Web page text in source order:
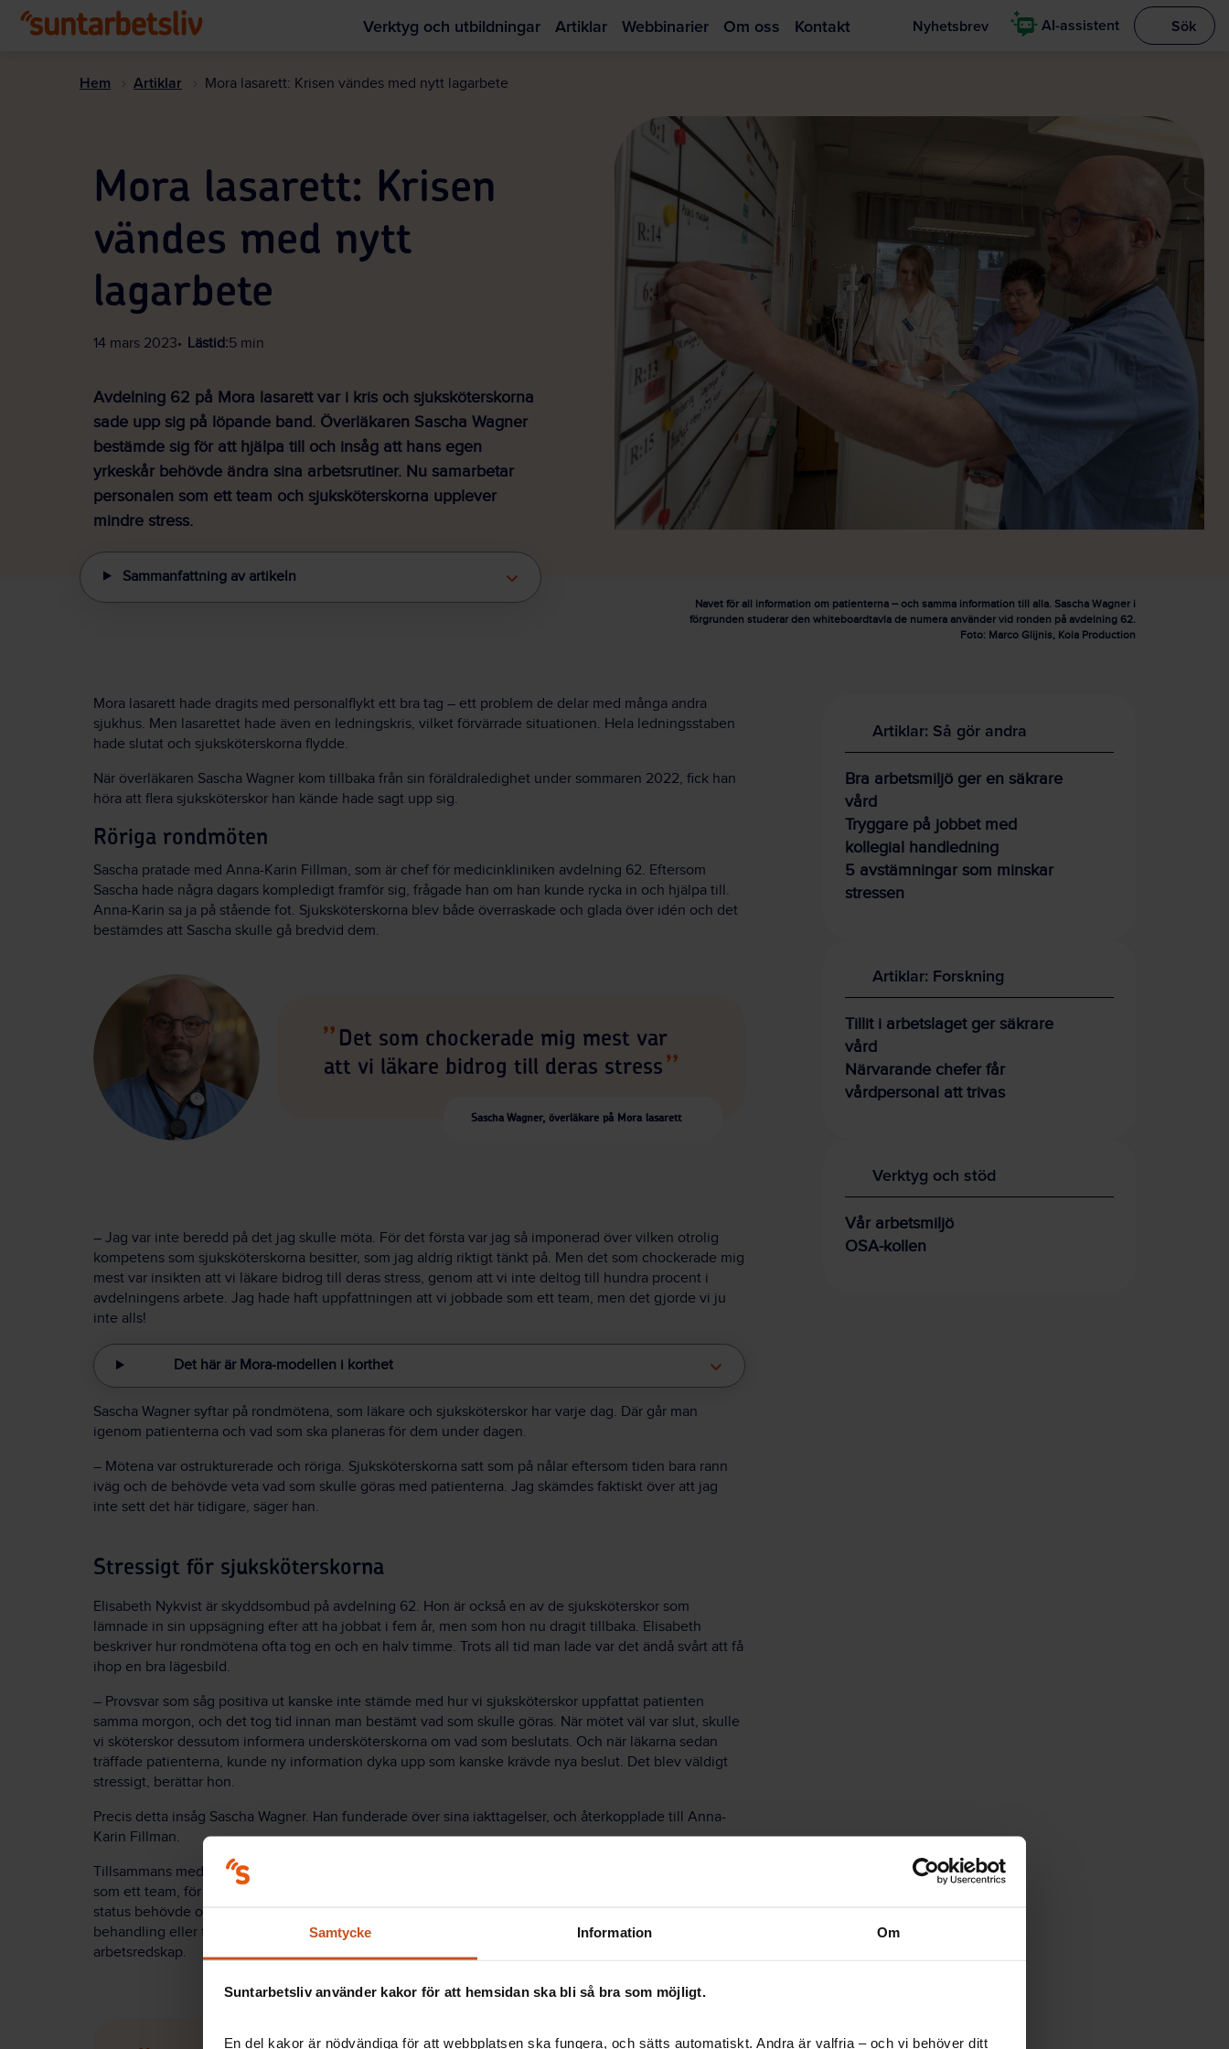
Samtycke Information Om
Suntarbetsliv använder kakor för att hemsidan ska bli så bra som möjligt.
En del kakor är nödvändiga för att webbplatsen ska fungera, och sätts automatiskt. Andra är valfria – och vi behöver ditt
Verktyg och utbildningar Artiklar Webbinarier Om oss Kontakt Nyhetsbrev AI-assistent Visa
Sök
Hem Artiklar Mora lasarett: Krisen vändes med nytt lagarbete
Mora lasarett: Krisen
vändes med nytt
lagarbete
14 mars 2023 Lästid:5 min
Avdelning 62 på Mora lasarett var i kris och sjuksköterskorna
sade upp sig på löpande band. Överläkaren Sascha Wagner
bestämde sig för att hjälpa till och insåg att hans egen
yrkeskår behövde ändra sina arbetsrutiner. Nu samarbetar
personalen som ett team och sjuksköterskorna upplever
mindre stress.
Navet för all information om patienterna – och samma information till alla. Sascha Wagner i
förgrunden studerar den whiteboardtavla de numera använder vid ronden på avdelning 62.
Foto: Marco Glijnis, Kola Production
Sammanfattning av artikeln
Mora lasarett hade dragits med personalflykt ett bra tag – ett problem de delar med många andra
sjukhus. Men lasarettet hade även en ledningskris, vilket förvärrade situationen. Hela ledningsstaben
hade slutat och sjuksköterskorna flydde.
När överläkaren Sascha Wagner kom tillbaka från sin föräldraledighet under sommaren 2022, fick han
höra att flera sjuksköterskor han kände hade sagt upp sig.
Röriga rondmöten
Sascha pratade med Anna-Karin Fillman, som är chef för medicinkliniken avdelning 62. Eftersom
Sascha hade några dagars kompledigt framför sig, frågade han om han kunde rycka in och hjälpa till.
Anna-Karin sa ja på stående fot. Sjuksköterskorna blev både överraskade och glada över idén och det
bestämdes att Sascha skulle gå bredvid dem.
Det som chockerade mig mest var
att vi läkare bidrog till deras stress
Sascha Wagner, överläkare på Mora lasarett
– Jag var inte beredd på det jag skulle möta. För det första var jag så imponerad över vilken otrolig
kompetens som sjuksköterskorna besitter, som jag aldrig riktigt tänkt på. Men det som chockerade mig
mest var insikten att vi läkare bidrog till deras stress, genom att vi inte deltog till hundra procent i
avdelningens arbete. Jag hade haft uppfattningen att vi jobbade som ett team, men det gjorde vi ju
inte alls!
Det här är Mora-modellen i korthet
Sascha Wagner syftar på rondmötena, som läkare och sjuksköterskor har varje dag. Där går man
igenom patienterna och vad som ska planeras för dem under dagen.
– Mötena var ostrukturerade och röriga. Sjuksköterskorna satt som på nålar eftersom tiden bara rann
iväg och de behövde veta vad som skulle göras med patienterna. Jag skämdes faktiskt över att jag
inte sett det här tidigare, säger han.
Stressigt för sjuksköterskorna
Elisabeth Nykvist är skyddsombud på avdelning 62. Hon är också en av de sjuksköterskor som
lämnade in sin uppsägning efter att ha jobbat i fem år, men som hon nu dragit tillbaka. Elisabeth
beskriver hur rondmötena ofta tog en och en halv timme. Trots all tid man lade var det ändå svårt att få
ihop en bra lägesbild.
– Provsvar som såg positiva ut kanske inte stämde med hur vi sjuksköterskor uppfattat patienten
samma morgon, och det tog tid innan man bestämt vad som skulle göras. När mötet väl var slut, skulle
vi sköterskor dessutom informera undersköterskorna om vad som beslutats. Och när läkarna sedan
träffade patienterna, kunde ny information dyka upp som kanske krävde nya beslut. Det blev väldigt
stressigt, berättar hon.
Precis detta insåg Sascha Wagner. Han funderade över sina iakttagelser, och återkopplade till Anna-
Karin Fillman.
Tillsammans med sjuksköterskorna kom man fram till att de olika yrkeskategorierna borde jobba mer
som ett team, för att tillvarata allas kunskaper och perspektiv på ett effektivare sätt. Patienternas
status behövde också styras upp, med tydliga prioriteringar utifrån om patienten var ny, under
behandling eller färdigbehandlad. Man bestämde sig också för att använda en whiteboardtavla som
arbetsredskap.
Artiklar: Så gör andra
Bra arbetsmiljö ger en säkrare
vård
Tryggare på jobbet med
kollegial handledning
5 avstämningar som minskar
stressen
Artiklar: Forskning
Tillit i arbetslaget ger säkrare
vård
Närvarande chefer får
vårdpersonal att trivas
Verktyg och stöd
Vår arbetsmiljö
OSA-kollen